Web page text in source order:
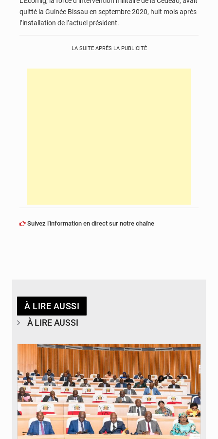
quitté la Guinée Bissau en septembre 2020, huit mois après
l’installation de l’actuel président.
LA SUITE APRÈS LA PUBLICITÉ
Suivez l'information en direct sur notre chaîne
À LIRE AUSSI
À LIRE AUSSI